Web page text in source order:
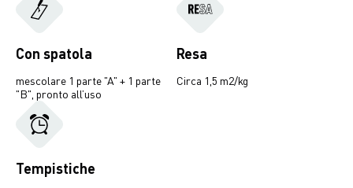
Con spatola
mescolare 1 parte "A" + 1 parte
"B", pronto all’uso
Resa
Circa 1,5 m2/kg
Tempistiche